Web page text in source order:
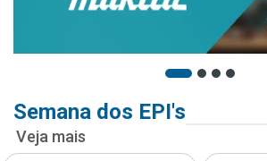
Semana dos EPI's
Veja mais